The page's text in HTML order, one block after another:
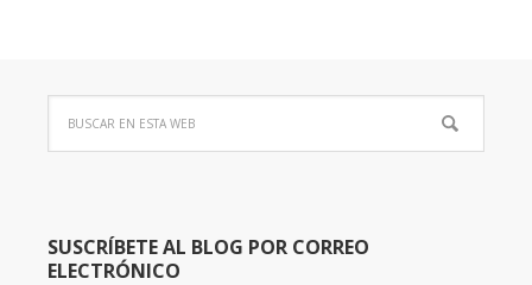
SUSCRÍBETE AL BLOG POR CORREO
ELECTRÓNICO